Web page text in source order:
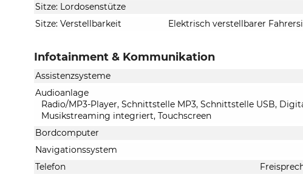
Sitze: Lordosenstütze
Sitze: Verstellbarkeit
Elektrisch verstellbarer
Infotainment & Kommunikation
Assistenzsysteme
Audioanlage
Radio/MP3-Player, Schnittstelle MP3, Schnittstelle USB,
Musikstreaming integriert, Touchscreen
Bordcomputer
Navigationssystem
Telefon